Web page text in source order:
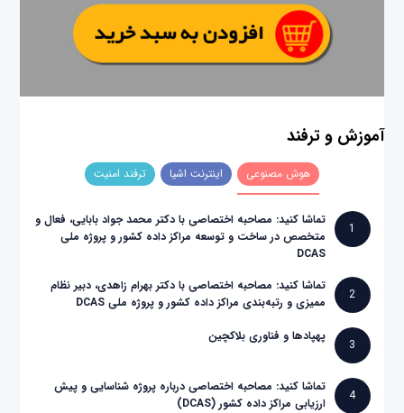
آموزش و ترفند
هوش مصنوعی اینترنت اشیا ترفند امنیت
1
تماشا کنید: مصاحبه اختصاصی با دکتر محمد جواد بابایی، فعال و
متخصص در ساخت و توسعه مراکز داده کشور و پروژه ملی
DCAS
2
تماشا کنید: مصاحبه اختصاصی با دکتر بهرام زاهدی، دبیر نظام
ممیزی و رتبه‌بندی مراکز داده کشور و پروژه ملی DCAS
3
پهپادها و فناوری بلاکچین
4
تماشا کنید: مصاحبه اختصاصی درباره پروژه شناسایی و پیش
ارزیابی مراکز داده کشور (DCAS)